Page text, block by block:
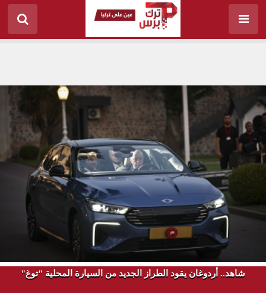
شاهد.. أردوغان يقود الطراز الجديد من السيارة المحلية "توغ"